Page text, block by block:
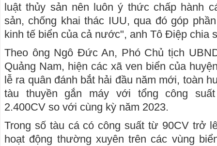
luật thủy sản nên luôn ý thức chấp hành
sản, chống khai thác IUU, qua đó góp
kinh tế biển của cả nước", anh Tô Điệp chia
Theo ông Ngô Đức An, Phó Chủ tịch
Quảng Nam, hiện các xã ven biển của
lễ ra quân đánh bắt hải đầu năm mới, toàn
tàu thuyền gắn máy với tổng công
2.400CV so với cùng kỳ năm 2023.
Trong số tàu cá có công suất từ 90CV trở
hoạt động thường xuyên trên các vùng